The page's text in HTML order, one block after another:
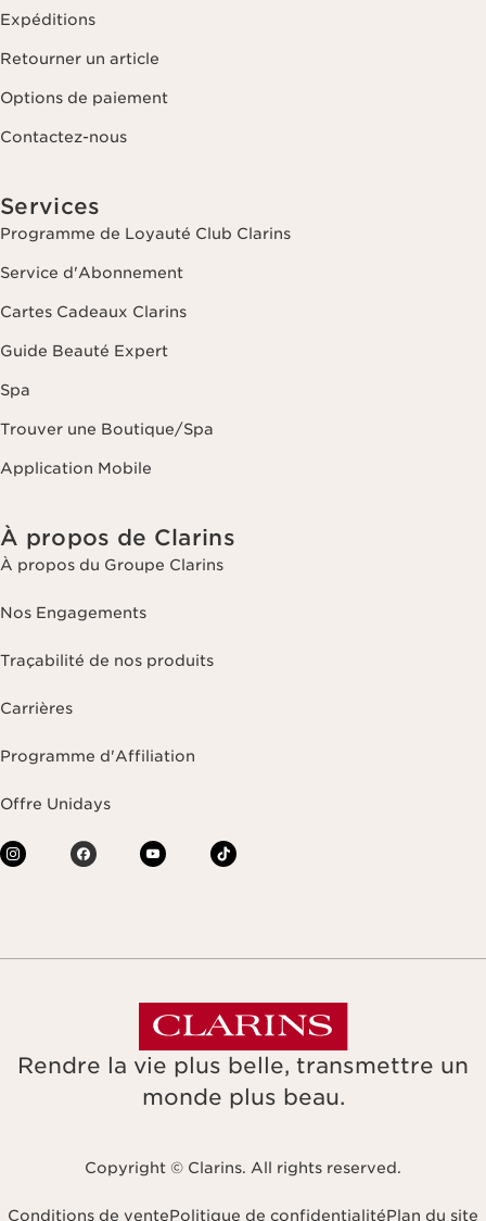
Expéditions
Retourner un article
Options de paiement
Contactez-nous
Services
Programme de Loyauté Club Clarins
Service d'Abonnement
Cartes Cadeaux Clarins
Guide Beauté Expert
Spa
Trouver une Boutique/Spa
Application Mobile
À propos de Clarins
À propos du Groupe Clarins
Nos Engagements
Traçabilité de nos produits
Carrières
Programme d'Affiliation
Offre Unidays
Rendre la vie plus belle, transmettre un
monde plus beau.
Copyright © Clarins. All rights reserved.
Conditions de ventePolitique de confidentialitéPlan du site